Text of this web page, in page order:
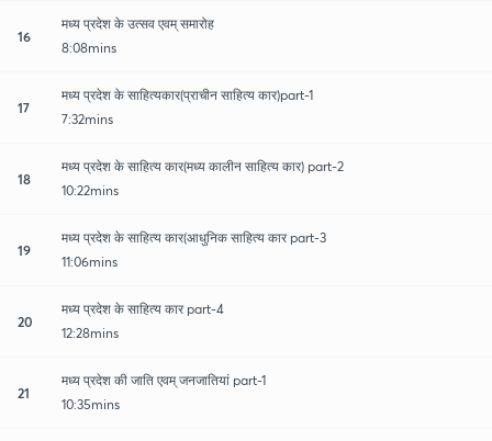
16
मध्य प्रदेश के उत्सव एवम् समारोह
8:08mins
17
मध्य प्रदेश के साहित्यकार(प्राचीन साहित्य कार)part-1
7:32mins
18
मध्य प्रदेश के साहित्य कार(मध्य कालीन साहित्य कार) part-2
10:22mins
19
मध्य प्रदेश के साहित्य कार(आधुनिक साहित्य कार part-3
11:06mins
20
मध्य प्रदेश के साहित्य कार part-4
12:28mins
21
मध्य प्रदेश की जाति एवम् जनजातियां part-1
10:35mins